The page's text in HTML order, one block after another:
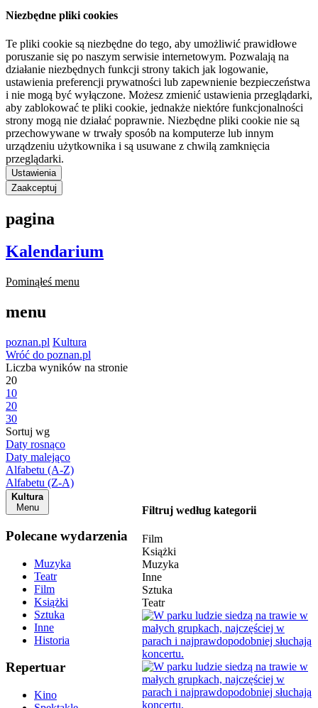
Niezbędne pliki cookies
Te pliki cookie są niezbędne do tego, aby umożliwić prawidłowe
poruszanie się po naszym serwisie internetowym. Pozwalają na
działanie niezbędnych funkcji strony takich jak logowanie,
ustawienia preferencji prywatności lub zapewnienie bezpieczeństwa
i nie mogą być wyłączone. Możesz zmienić ustawienia przeglądarki,
aby zablokować te pliki cookie, jednakże niektóre funkcjonalności
strony mogą nie działać poprawnie. Niezbędne pliki cookie nie są
przechowywane w trwały sposób na komputerze lub innym
urządzeniu użytkownika i są usuwane z chwilą zamknięcia
przeglądarki.
Ustawienia
Zaakceptuj
pagina
Kalendarium
Pominąłeś menu
menu
poznan.pl Kultura
Wróć do poznan.pl
Liczba wyników na stronie
20
10
20
30
Sortuj wg
Daty rosnąco
Daty malejąco
Alfabetu (A-Z)
Alfabetu (Z-A)
Kultura
Menu
Polecane wydarzenia
Muzyka
Teatr
Film
Książki
Sztuka
Inne
Historia
Repertuar
Kino
Filtruj według kategorii
Film
Książki
Muzyka
Inne
Sztuka
Teatr